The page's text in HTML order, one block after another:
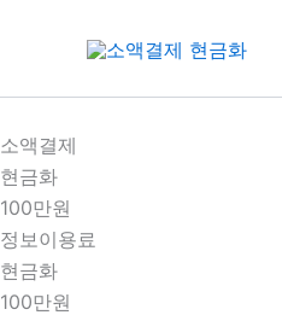
건
너
뛰
기
소액결제
현금화
100만원
정보이용료
현금화
100만원